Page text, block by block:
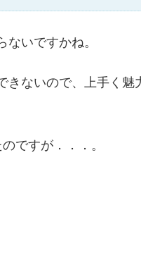
いですかね。
ないので、上手く魅
ですが．．．。